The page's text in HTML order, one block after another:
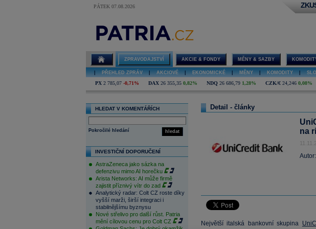
PÁTEK 07.08.2026
ZPRAVODAJSTVÍ AKCIE & FONDY MĚNY & SAZBY
PŘEHLED ZPRÁV AKCIOVÉ EKONOMICKÉ MĚNY KOMODITY
PX 2 785,07 -0,71% DAX 26 355,35 0,82% NDQ 26 686,79 1,28% CZK/€ 24,246 0,08%
HLEDAT V KOMENTÁŘÍCH
hledat
Pokročilé hledání
INVESTIČNÍ DOPORUČENÍ
AstraZeneca jako sázka na
defenzivu mimo AI horečku
Arista Networks: AI může firmě
zajistit příznivý vítr do zad
Analytický radar: Colt CZ roste díky
vyšší marži, širší integraci i
stabilnějšímu byznysu
Nové střelivo pro další růst. Patria
mění cílovou cenu pro Colt CZ
Detail - články
na
Autor:
Největší italská bankovní skupina